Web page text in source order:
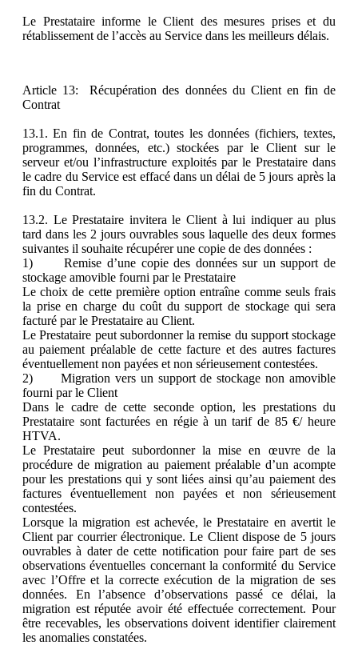
Le Prestataire informe le Client des mesures prises et du
rétablissement de l’accès au Service dans les meilleurs délais.
Article 13: Récupération des données du Client en fin de
Contrat
13.1. En fin de Contrat, toutes les données (fichiers, textes,
programmes, données, etc.) stockées par le Client sur le
serveur et/ou l’infrastructure exploités par le Prestataire dans
le cadre du Service est effacé dans un délai de 5 jours après la
fin du Contrat.
13.2. Le Prestataire invitera le Client à lui indiquer au plus
tard dans les 2 jours ouvrables sous laquelle des deux formes
suivantes il souhaite récupérer une copie de des données :
1) Remise d’une copie des données sur un support de
stockage amovible fourni par le Prestataire
Le choix de cette première option entraîne comme seuls frais
la prise en charge du coût du support de stockage qui sera
facturé par le Prestataire au Client.
Le Prestataire peut subordonner la remise du support stockage
au paiement préalable de cette facture et des autres factures
éventuellement non payées et non sérieusement contestées.
2) Migration vers un support de stockage non amovible
fourni par le Client
Dans le cadre de cette seconde option, les prestations du
Prestataire sont facturées en régie à un tarif de 85 €/ heure
HTVA.
Le Prestataire peut subordonner la mise en œuvre de la
procédure de migration au paiement préalable d’un acompte
pour les prestations qui y sont liées ainsi qu’au paiement des
factures éventuellement non payées et non sérieusement
contestées.
Lorsque la migration est achevée, le Prestataire en avertit le
Client par courrier électronique. Le Client dispose de 5 jours
ouvrables à dater de cette notification pour faire part de ses
observations éventuelles concernant la conformité du Service
avec l’Offre et la correcte exécution de la migration de ses
données. En l’absence d’observations passé ce délai, la
migration est réputée avoir été effectuée correctement. Pour
être recevables, les observations doivent identifier clairement
les anomalies constatées.